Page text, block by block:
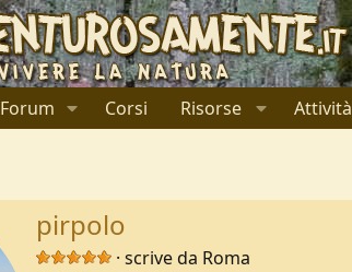
Forum Corsi Risorse Attività
pirpolo
· scrive da Roma